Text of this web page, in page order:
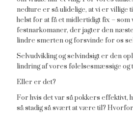
nedture er så ulidelige, at vi er villige
helst for at få et midlertidigt fix – som
festnarkomaner, der jagter den
lindre smerten og forsvinde for os
Selvudvikling og selvindsigt er den
lindring af vores følelsesmæssige og
Eller er det?
For hvis det var så pokkers effektivt,
så stadig så svært at være til?